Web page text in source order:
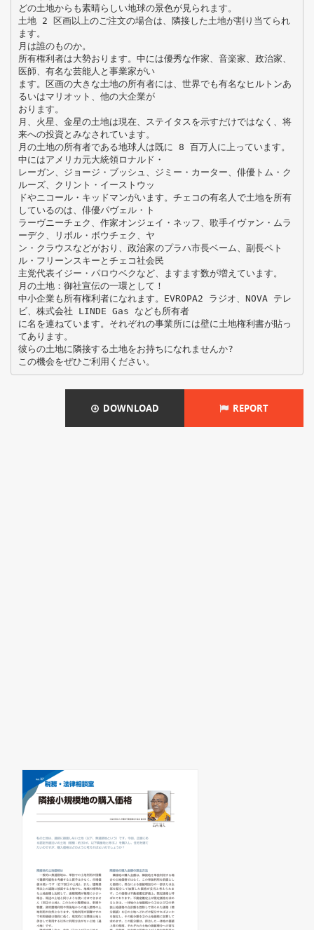
どの土地からも素晴らしい地球の景色が見られます。
土地 2 区画以上のご注文の場合は、隣接した土地が割り当てられ
ます。
月は誰のものか。
所有権利者は大勢おります。中には優秀な作家、音楽家、政治家、
医師、有名な芸能人と事業家がい
ます。区画の大きな土地の所有者には、世界でも有名なヒルトンあ
るいはマリオット、他の大企業が
おります。
月、火星、金星の土地は現在、ステイタスを示すだけではなく、将
来への投資とみなされています。
月の土地の所有者である地球人は既に 8 百万人に上っています。
中にはアメリカ元大統領ロナルド・
レーガン、ジョージ・ブッシュ、ジミー・カーター、俳優トム・ク
ルーズ、クリント・イーストウッ
ドやニコール・キッドマンがいます。チェコの有名人で土地を所有
しているのは、俳優パヴェル・ト
ラーヴニーチェク、作家オンジェイ・ネッフ、歌手イヴァン・ムラ
ーデク、リボル・ボウチェク、ヤ
ン・クラウスなどがおり、政治家のプラハ市長ベーム、副長ペト
ル・フリーンスキーとチェコ社会民
主党代表イジー・パロウベクなど、ますます数が増えています。
月の土地：御社宣伝の一環として！
中小企業も所有権利者になれます。EVROPA2 ラジオ、NOVA テレ
ビ、株式会社 LINDE Gas なども所有者
に名を連ねています。それぞれの事業所には壁に土地権利書が貼っ
てあります。
彼らの土地に隣接する土地をお持ちになれませんか?
DOWNLOAD REPORT